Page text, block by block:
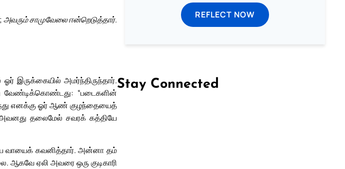
சாமுவேலை ஈன்றெடுத்தார்.
இருக்கையில் அமர்ந்திருந்தார்.
வேண்டிக்கொண்டது: “படைகளின்
எனக்கு ஓர் ஆண் குழந்தையைத்
தலைமேல் சவரக் கத்தியே
வாயைக் கவனித்தார். அன்னா தம்
ஏலி அவரை ஒரு குடிகாரி
REFLECT NOW
Stay Connected